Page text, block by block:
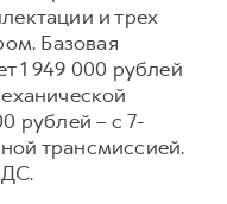
и трех
Базовая
1 949 000 рублей
рублей – с 7-
трансмиссией.